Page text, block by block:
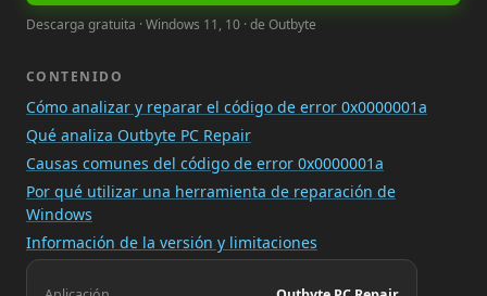
Descarga gratuita · Windows 11, 10 · de Outbyte
CONTENIDO
Cómo analizar y reparar el código de error 0x0000001a
Qué analiza Outbyte PC Repair
Causas comunes del código de error 0x0000001a
Por qué utilizar una herramienta de reparación de
Windows
Información de la versión y limitaciones